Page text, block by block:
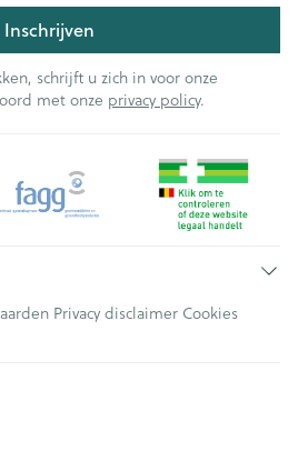
Inschrijven
schrijft u zich in voor onze
met onze privacy policy.
Privacy disclaimer Cookies